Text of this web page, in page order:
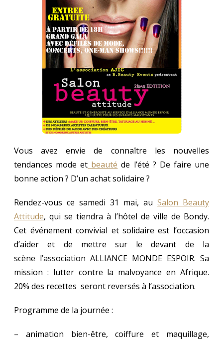
Vous avez envie de connaître les nouvelles
tendances mode et beauté de l’été ? De faire une
bonne action ? D’un achat solidaire ?
Rendez-vous ce samedi 31 mai, au Salon Beauty
Attitude, qui se tiendra à l’hôtel de ville de Bondy.
Cet événement convivial et solidaire est l’occasion
d’aider et de mettre sur le devant de la
scène l’association ALLIANCE MONDE ESPOIR. Sa
mission : lutter contre la malvoyance en Afrique.
20% des recettes seront reversés à l’association.
Programme de la journée :
– animation bien-être, coiffure et maquillage,